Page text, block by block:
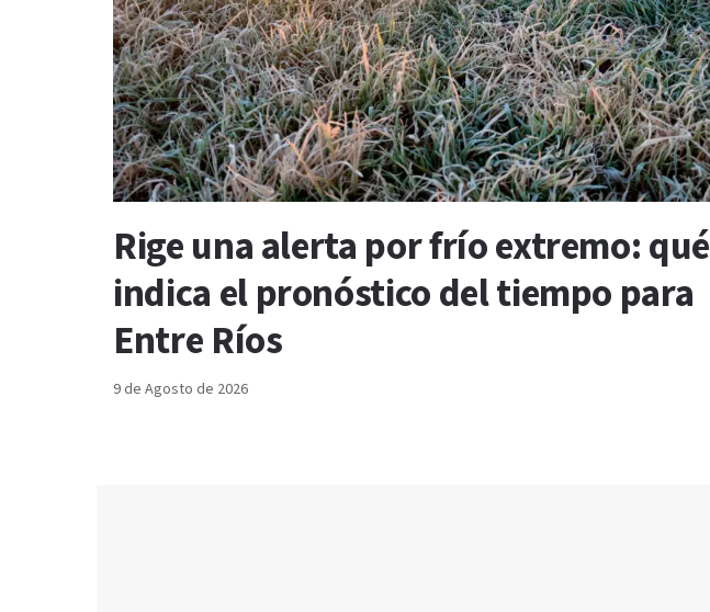
9 de Agosto de 2026
Rige una alerta por frío extremo: qué
indica el pronóstico del tiempo para
Entre Ríos